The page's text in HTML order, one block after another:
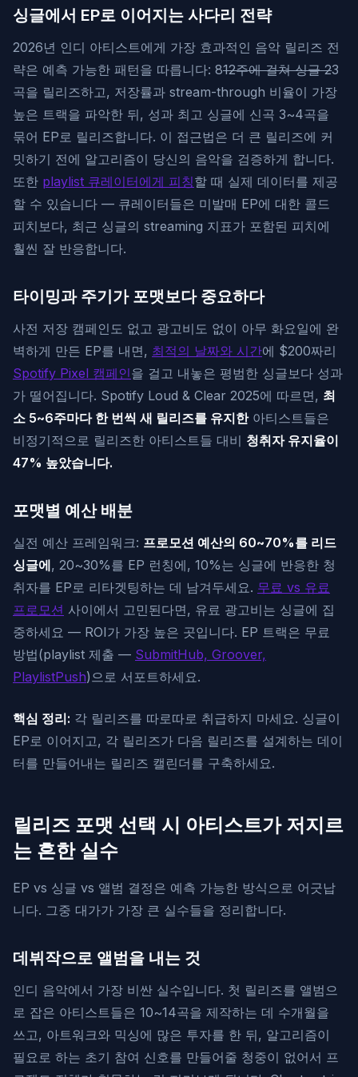
싱글에서 EP로 이어지는 사다리 전략
2026년 인디 아티스트에게 가장 효과적인 음악 릴리즈 전
략은 예측 가능한 패턴을 따릅니다: 812주에 걸쳐 싱글 23
곡을 릴리즈하고, 저장률과 stream-through 비율이 가장
높은 트랙을 파악한 뒤, 성과 최고 싱글에 신곡 3~4곡을
묶어 EP로 릴리즈합니다. 이 접근법은 더 큰 릴리즈에 커
밋하기 전에 알고리즘이 당신의 음악을 검증하게 합니다.
또한 playlist 큐레이터에게 피칭할 때 실제 데이터를 제공
할 수 있습니다 — 큐레이터들은 미발매 EP에 대한 콜드
피치보다, 최근 싱글의 streaming 지표가 포함된 피치에
훨씬 잘 반응합니다.
타이밍과 주기가 포맷보다 중요하다
사전 저장 캠페인도 없고 광고비도 없이 아무 화요일에 완
벽하게 만든 EP를 내면, 최적의 날짜와 시간에 $200짜리
Spotify Pixel 캠페인을 걸고 내놓은 평범한 싱글보다 성과
가 떨어집니다. Spotify Loud & Clear 2025에 따르면, 최
소 5~6주마다 한 번씩 새 릴리즈를 유지한아티스트들은
비정기적으로 릴리즈한 아티스트들 대비 청취자 유지율이
47% 높았습니다.
포맷별 예산 배분
실전 예산 프레임워크: 프로모션 예산의 60~70%를 리드
싱글에, 20~30%를 EP 런칭에, 10%는 싱글에 반응한 청
취자를 EP로 리타겟팅하는 데 남겨두세요. 무료 vs 유료
프로모션 사이에서 고민된다면, 유료 광고비는 싱글에 집
중하세요 — ROI가 가장 높은 곳입니다. EP 트랙은 무료
방법(playlist 제출 — SubmitHub, Groover,
PlaylistPush)으로 서포트하세요.
핵심 정리: 각 릴리즈를 따로따로 취급하지 마세요. 싱글이
EP로 이어지고, 각 릴리즈가 다음 릴리즈를 설계하는 데이
터를 만들어내는 릴리즈 캘린더를 구축하세요.
릴리즈 포맷 선택 시 아티스트가 저지르
는 흔한 실수
EP vs 싱글 vs 앨범 결정은 예측 가능한 방식으로 어긋납
니다. 그중 대가가 가장 큰 실수들을 정리합니다.
데뷔작으로 앨범을 내는 것
인디 음악에서 가장 비싼 실수입니다. 첫 릴리즈를 앨범으
로 잡은 아티스트들은 10~14곡을 제작하는 데 수개월을
쓰고, 아트워크와 믹싱에 많은 투자를 한 뒤, 알고리즘이
필요로 하는 초기 참여 신호를 만들어줄 청중이 없어서 프